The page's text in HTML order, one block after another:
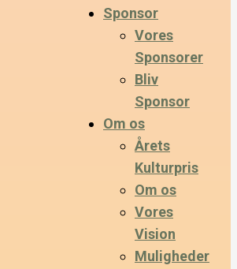
Sponsor
Vores
Sponsorer
Bliv
Sponsor
Om os
Årets
Kulturpris
Om os
Vores
Vision
Muligheder